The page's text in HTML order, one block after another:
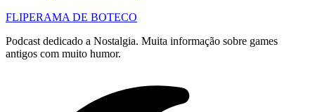
FLIPERAMA DE BOTECO
Podcast dedicado a Nostalgia. Muita informação sobre games
antigos com muito humor.